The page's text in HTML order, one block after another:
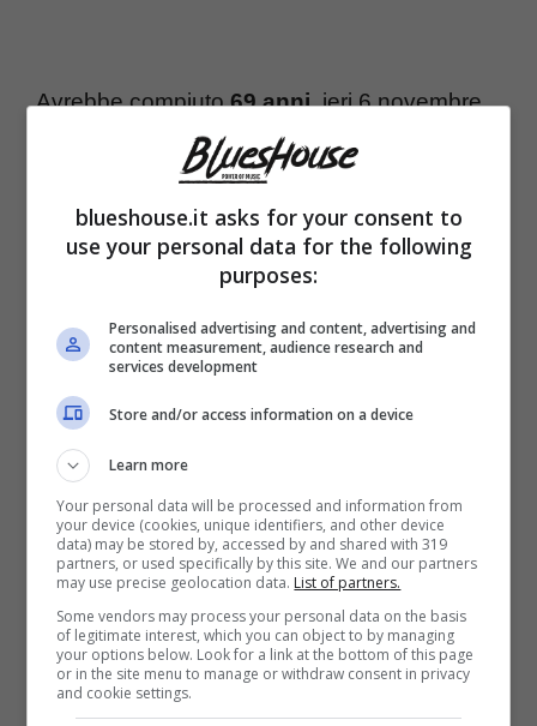
Avrebbe compiuto69 anni,ieri 6 novembre,
Un data impressa nella mente
e nel cuore dei suoi familiari e degli amici che
mai lo hanno dimenticato. Angelina non è
solita fare riferimenti pubblici nei confronti del
padre. Nel suo profilo Instagram,
relativamente decente, non c’è nessun
accenno e nemmeno ieri la giovane artista
ha fatto menzione della cosa.
Ha festeggiato però ungrande traguardo
disco d’oroper il suo ultimo singolo“Che
t’o dico a fa’”.Una grande gioia per un
ennesimo risultato positivo che conferma
quanto il pubblico ami Angelina e la sua
blueshouse.it asks for your consent to
use your personal data for the following
purposes:
Personalised advertising and content, advertising and
content measurement, audience research and
services development
Store and/or access information on a device
Learn more
Your personal data will be processed and information from
your device (cookies, unique identifiers, and other device
data) may be stored by, accessed by and shared with 319
partners, or used specifically by this site. We and our partners
may use precise geolocation data. List of partners.
Some vendors may process your personal data on the basis
of legitimate interest, which you can object to by managing
your options below. Look for a link at the bottom of this page
or in the site menu to manage or withdraw consent in privacy
and cookie settings.